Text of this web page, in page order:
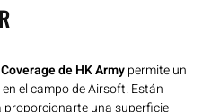
de HK Armypermite un
el campo de Airsoft. Están